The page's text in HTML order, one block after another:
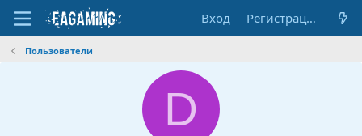
Вход Регистрация
Пользователи
D